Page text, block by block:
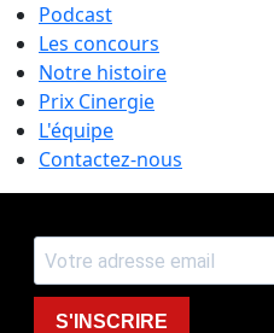
Podcast
Les concours
Notre histoire
Prix Cinergie
L'équipe
Contactez-nous
S'INSCRIRE